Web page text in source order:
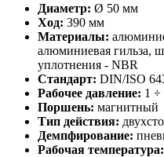
Диаметр: Ø 50 мм
Ход: 390 мм
Материалы:
алюминиевая гильза,
уплотнения - NBR
Стандарт: DIN/ISO
Рабочее давление: 1 ÷
Поршень: магнитный
Тип действия:
Демпфирование:
Рабочая температура: